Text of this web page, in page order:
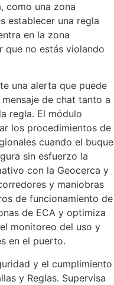
como una zona
establecer una regla
en la zona
que no estás violando
una alerta que puede
de chat tanto a
regla. El módulo
los procedimientos de
cuando el buque
sin esfuerzo la
con la Geocerca y
y maniobras
de funcionamiento de
de ECA y optimiza
monitoreo del uso y
en el puerto.
y el cumplimiento
y Reglas. Supervisa